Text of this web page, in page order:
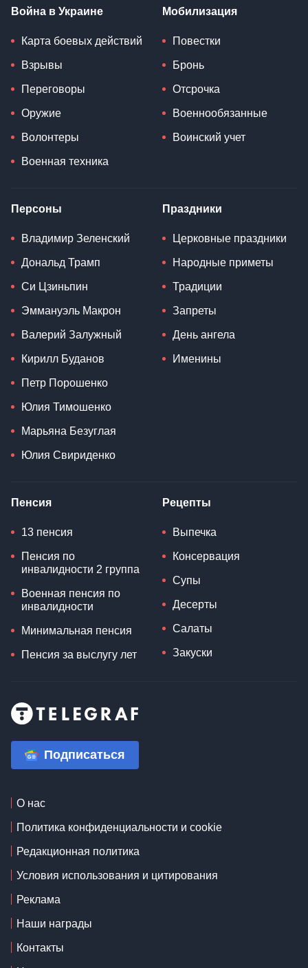
Война в Украине
Карта боевых действий
Взрывы
Переговоры
Оружие
Волонтеры
Военная техника
Мобилизация
Повестки
Бронь
Отсрочка
Военнообязанные
Воинский учет
Персоны
Владимир Зеленский
Дональд Трамп
Си Цзиньпин
Эммануэль Макрон
Валерий Залужный
Кирилл Буданов
Петр Порошенко
Юлия Тимошенко
Марьяна Безуглая
Юлия Свириденко
Праздники
Церковные праздники
Народные приметы
Традиции
Запреты
День ангела
Именины
Пенсия
13 пенсия
Пенсия по
инвалидности 2 группа
Военная пенсия по
инвалидности
Минимальная пенсия
Пенсия за выслугу лет
Рецепты
Выпечка
Консервация
Супы
Десерты
Салаты
Закуски
Подписаться
О нас
Политика конфиденциальности и cookie
Редакционная политика
Условия использования и цитирования
Реклама
Наши награды
Контакты